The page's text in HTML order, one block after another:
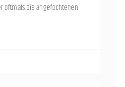
oftmals die angefochtenen